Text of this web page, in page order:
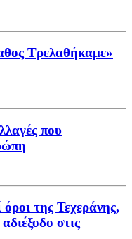
Τρελαθήκαμε»
που
της Τεχεράνης,
στις